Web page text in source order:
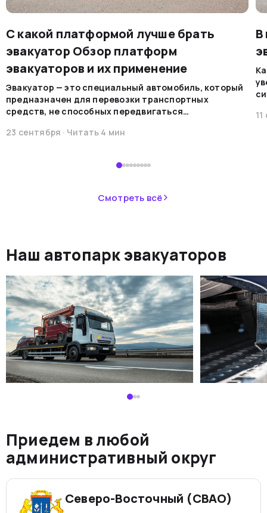
С какой платформой лучше брать
эвакуатор Обзор платформ
эвакуаторов и их применение
Эвакуатор — это специальный автомобиль, который
предназначен для перевозки транспортных
средств, не способных передвигаться
машины обеспечивают безопасную
23 сентября · Читать 4 мин
В
Смотреть всё
Наш автопарк эвакуаторов
Приедем в любой
административный округ
Северо-Восточный (СВАО)